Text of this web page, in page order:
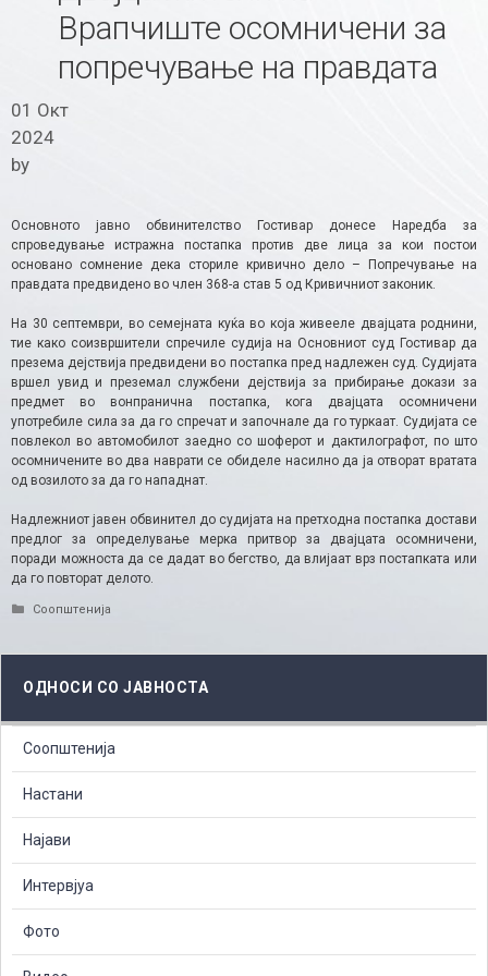
Врапчиште осомничени за
попречување на правдата
01 Окт
2024
by
Основното јавно обвинителство Гостивар донесе Наредба за
спроведување истражна постапка против две лица за кои постои
основано сомнение дека сториле кривично дело – Попречување на
правдата предвидено во член 368-а став 5 од Кривичниот законик.
На 30 септември, во семејната куќа во која живееле двајцата роднини,
тие како соизвршители спречиле судија на Основниот суд Гостивар да
презема дејствија предвидени во постапка пред надлежен суд. Судијата
вршел увид и преземал службени дејствија за прибирање докази за
предмет во вонпранична постапка, кога двајцата осомничени
употребиле сила за да го спречат и започнале да го туркаат. Судијата се
повлекол во автомобилот заедно со шоферот и дактилографот, по што
осомничените во два наврати се обиделе насилно да ја отворат вратата
од возилото за да го нападнат.
Надлежниот јавен обвинител до судијата на претходна постапка достави
предлог за определување мерка притвор за двајцата осомничени,
поради можноста да се дадат во бегство, да влијаат врз постапката или
да го повторат делото.
Categories
Соопштенија
ОДНОСИ СО ЈАВНОСТА
Соопштенија
Настани
Најави
Интервјуа
Фото